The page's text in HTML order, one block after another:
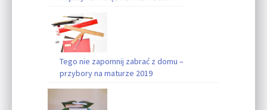
Tego nie zapomnij zabrać z domu –
przybory na maturze 2019